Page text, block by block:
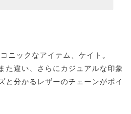
ニックなアイテム、ケイト。
た違い、さらにカジュアルな印象
と分かるレザーのチェーンがポイ